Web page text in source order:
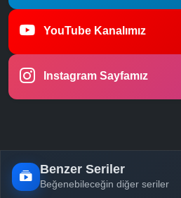
YouTube Kanalımız
Instagram Sayfamız
Benzer Seriler
Beğenebileceğin diğer seriler